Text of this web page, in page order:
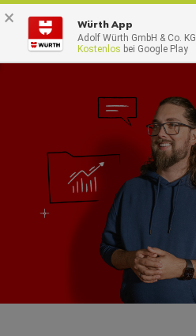
× Würth App
Adolf Würth GmbH & Co. KG
Kostenlos bei Google Play